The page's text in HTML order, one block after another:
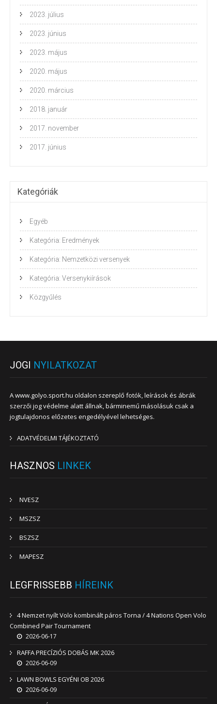
2023. július
2023. június
2023. május
2020. május
2020. március
2018. január
2017. november
2017. június
Kategóriák
Egyéb
Kategória: Eredmények
Kategória: Nemzetközi versenyek
Kategória: Versenykiírások
Közgyűlés
JOGI NYILATKOZAT
A www.golyo.sport.hu oldalon szereplő fotók, leírások és ábrák
szerzői jog védelme alatt állnak, bárminemű másolásuk csak a
jogtulajdonos előzetes engedélyével lehetséges.
ADATVÉDELMI TÁJÉKOZTATÓ
HASZNOS LINKEK
NVESZ
MSZSZ
BSZSZ
MAPESZ
LEGFRISSEBB HÍREINK
4 Nemzet nyílt Volo kombinált páros Torna / 4 Nations Open Volo
Combined Pair Tournament
2026-06-17
RAFFA PRECÍZIÓS DOBÁS MK 2026
2026-06-09
LAWN BOWLS EGYÉNI OB 2026
2026-06-09